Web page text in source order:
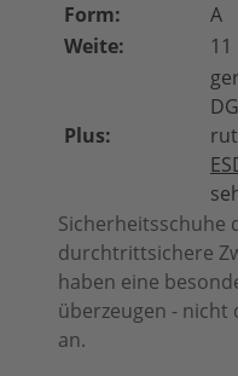
Form:
A
Weite:
11
Plus:
Sicherheitsschuhe
durchtrittsichere
haben eine
überzeugen - nicht
an.